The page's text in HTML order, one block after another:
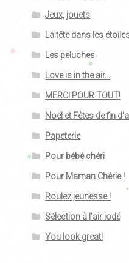
Jeux, jouets
La tête dans les
Les peluches
Love is in the air...
MERCI POUR TOUT!
Noël et Fêtes de fin
Papeterie
Pour bébé chéri
Pour Maman Chérie !
Roulez jeunesse !
Sélection à l'air iodé
You look great!